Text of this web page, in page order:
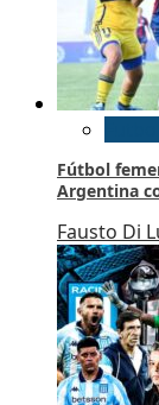
Fútbol
Argentina
Fausto Di